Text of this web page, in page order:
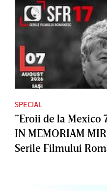
SPECIAL
”Eroii de la Mexico
IN MEMORIAM
Serile Filmului